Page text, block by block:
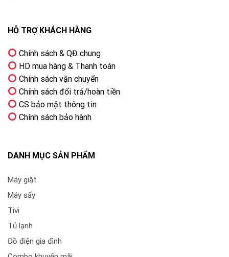
HỖ TRỢ KHÁCH HÀNG
Chính sách & QĐ chung
HD mua hàng & Thanh toán
Chính sách vận chuyển
Chính sách đổi trả/hoàn tiền
CS bảo mật thông tin
Chính sách bảo hành
DANH MỤC SẢN PHẨM
Máy giặt
Máy sấy
Tivi
Tủ lạnh
Đồ điện gia đình